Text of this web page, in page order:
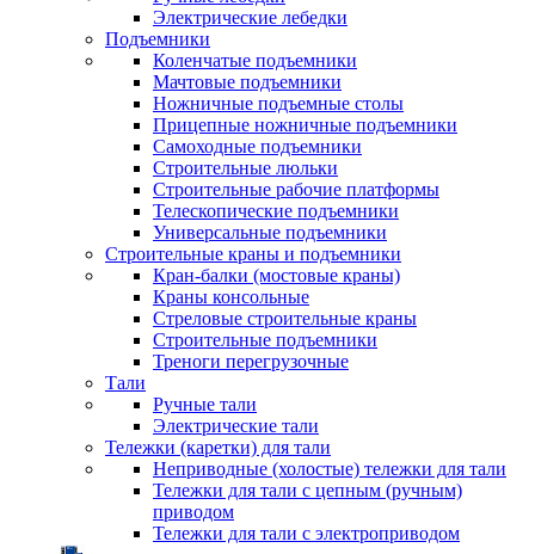
Электрические лебедки
Подъемники
Коленчатые подъемники
Мачтовые подъемники
Ножничные подъемные столы
Прицепные ножничные подъемники
Самоходные подъемники
Строительные люльки
Строительные рабочие платформы
Телескопические подъемники
Универсальные подъемники
Строительные краны и подъемники
Кран-балки (мостовые краны)
Краны консольные
Стреловые строительные краны
Строительные подъемники
Треноги перегрузочные
Тали
Ручные тали
Электрические тали
Тележки (каретки) для тали
Неприводные (холостые) тележки для тали
Тележки для тали с цепным (ручным)
приводом
Тележки для тали с электроприводом